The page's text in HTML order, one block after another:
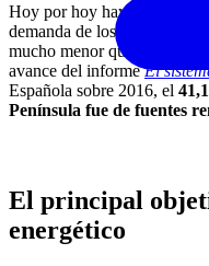
Hoy por hoy hay sellos de
demanda de los
mucho menor que la oferta
avance del informeEl
Española sobre 2016, el
Península fue de fuentes
El principal
energético